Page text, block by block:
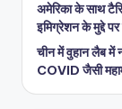
अमेरिका के साथ
इमिग्रेशन के मुद्दे
चीन में वुहान लैब में
COVID जैसी